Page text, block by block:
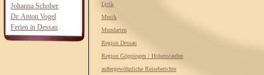
Johanna Schober
Dr. Anton Vogel
Ferien in Dessau
Lyrik
Musik
Mundarten
Region Dessau
Region Göppingen / Hohenstaufen
außergewöhnliche Reiseberichte